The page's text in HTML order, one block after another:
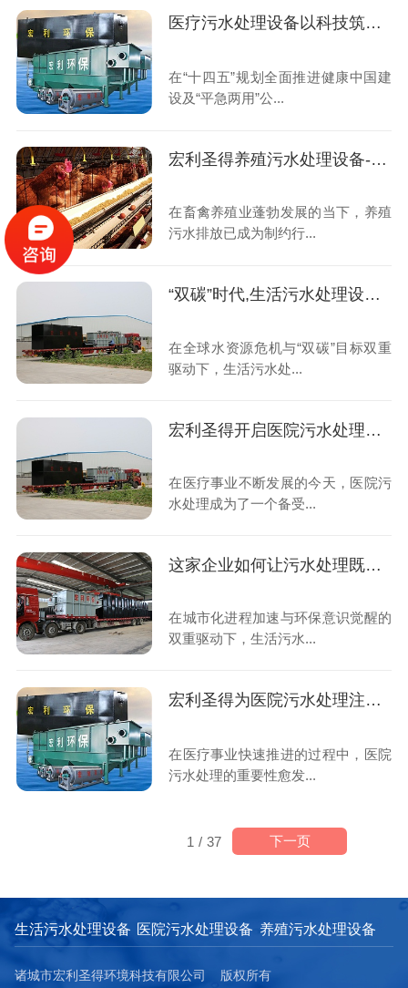
医疗污水处理设备以科技筑牢公共卫生安全防线,助力“平急两用”医疗体系建设
在“十四五”规划全面推进健康中国建
设及“平急两用”公...
宏利圣得养殖污水处理设备-科技赋能,守护生态养殖新未来
在畜禽养殖业蓬勃发展的当下，养殖
污水排放已成为制约行...
“双碳”时代,生活污水处理设备如何重塑绿色未来
在全球水资源危机与“双碳”目标双重
驱动下，生活污水处...
宏利圣得开启医院污水处理高效新时代
在医疗事业不断发展的今天，医院污
水处理成为了一个备受...
这家企业如何让污水处理既智能又省钱？
在城市化进程加速与环保意识觉醒的
双重驱动下，生活污水...
宏利圣得为医院污水处理注入新活力
在医疗事业快速推进的过程中，医院
污水处理的重要性愈发...
1 / 37 下一页
生活污水处理设备 医院污水处理设备 养殖污水处理设备
诸城市宏利圣得环境科技有限公司 版权所有